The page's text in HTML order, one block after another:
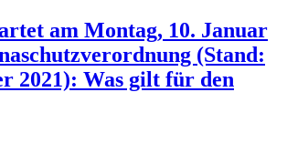
am Montag, 10. Januar
(Stand:
2021): Was gilt für den